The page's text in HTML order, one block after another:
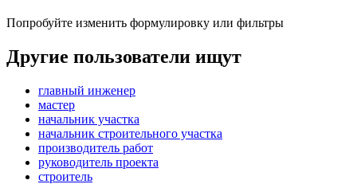
Попробуйте изменить формулировку или фильтры
Другие пользователи ищут
главный инженер
мастер
начальник участка
начальник строительного участка
производитель работ
руководитель проекта
строитель